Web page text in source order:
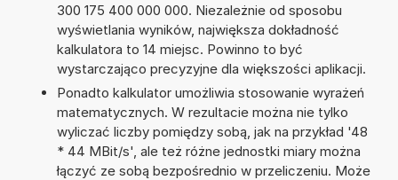
300 175 400 000 000. Niezależnie od sposobu
wyświetlania wyników, największa dokładność
kalkulatora to 14 miejsc. Powinno to być
wystarczająco precyzyjne dla większości aplikacji.
Ponadto kalkulator umożliwia stosowanie wyrażeń
matematycznych. W rezultacie można nie tylko
wyliczać liczby pomiędzy sobą, jak na przykład '48
* 44 MBit/s', ale też różne jednostki miary można
łączyć ze sobą bezpośrednio w przeliczeniu. Może